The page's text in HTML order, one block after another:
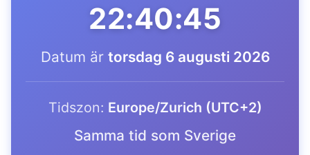
22:40:45
Datum är torsdag 6 augusti 2026
Tidszon: Europe/Zurich (UTC+2)
Samma tid som Sverige